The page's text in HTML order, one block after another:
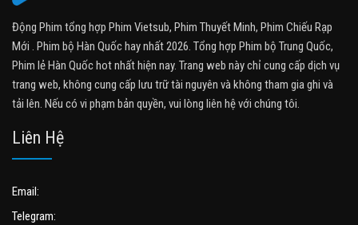
Động Phim tổng hợp Phim Vietsub, Phim Thuyết Minh, Phim Chiếu Rạp
Mới . Phim bộ Hàn Quốc hay nhất 2026. Tổng hợp Phim bộ Trung Quốc,
Phim lẻ Hàn Quốc hot nhất hiện nay. Trang web này chỉ cung cấp dịch vụ
trang web, không cung cấp lưu trữ tài nguyên và không tham gia ghi và
tải lên. Nếu có vi phạm bản quyền, vui lòng liên hệ với chúng tôi.
Liên Hệ
Email:
Telegram: